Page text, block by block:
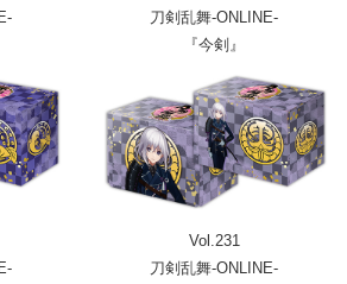
刀剣乱舞-ONLINE-
『今剣』
Vol.231
刀剣乱舞-ONLINE-